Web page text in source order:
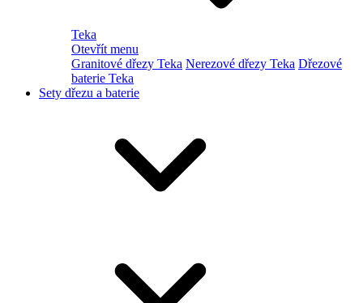
Teka
Otevřít menu
Granitové dřezy Teka Nerezové dřezy Teka Dřezové
baterie Teka
Sety dřezu a baterie